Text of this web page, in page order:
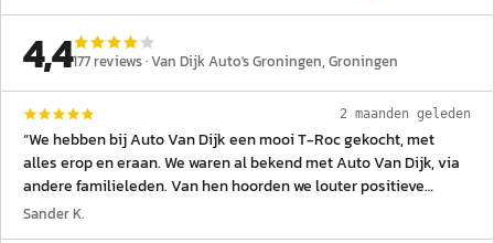
4,4177reviews ·Van Dijk Auto's Groningen, Groningen
2 maanden geleden
“We hebben bij Auto Van Dijk een mooi T-Roc gekocht, met
alles erop en eraan. We waren al bekend met Auto Van Dijk, via
andere familieleden. Van hen hoorden we louter positieve
geluiden. Vertrouwenwekkend was het dan ook toen we
Sander K.